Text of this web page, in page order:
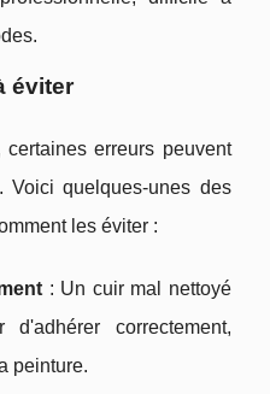
éviter
erreurs peuvent
Voici quelques-unes des
les éviter :
: Un cuir mal nettoyé
correctement,
peinture.